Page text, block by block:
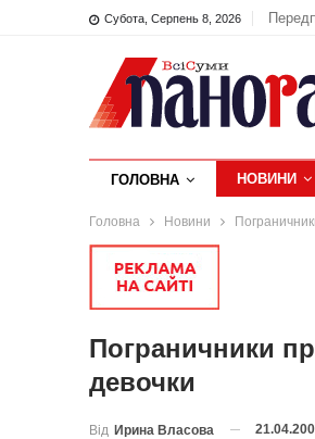
Субота, Серпень 8, 2026
ГОЛОВНА НОВИНИ
Головна Новини
Пограничники
девочки
Від Ирина Власова